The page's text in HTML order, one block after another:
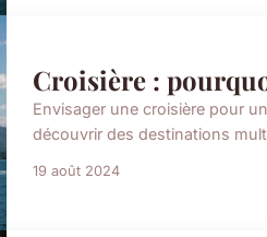
Croisière :
Envisager une croisière pour
découvrir des destinations
19 août 2024